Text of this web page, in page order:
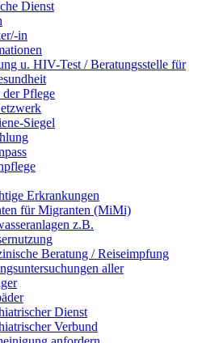
Dienst
in
u. HIV-Test / Beratungsstelle für
Pflege
Siegel
Erkrankungen
für Migranten (MiMi)
z.B.
Beratung / Reiseimpfung
aller
Dienst
Verbund